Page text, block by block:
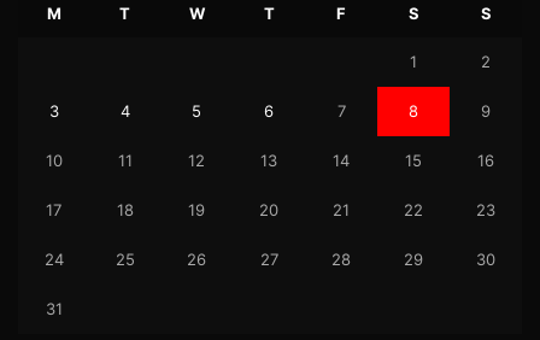
M T W T F S S
1 2
3 4 5 6 7 8 9
10 11 12 13 14 15 16
17 18 19 20 21 22 23
24 25 26 27 28 29 30
31